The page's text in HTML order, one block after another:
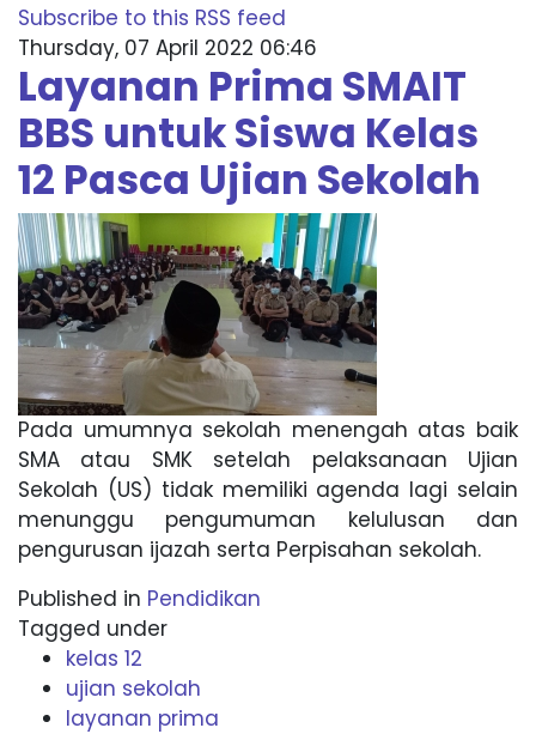
Subscribe to this RSS feed
Thursday, 07 April 2022 06:46
Layanan Prima SMAIT
BBS untuk Siswa Kelas
12 Pasca Ujian Sekolah
Pada umumnya sekolah menengah atas baik
SMA atau SMK setelah pelaksanaan Ujian
Sekolah (US) tidak memiliki agenda lagi selain
menunggu pengumuman kelulusan dan
pengurusan ijazah serta Perpisahan sekolah.
Published in Pendidikan
Tagged under
kelas 12
ujian sekolah
layanan prima